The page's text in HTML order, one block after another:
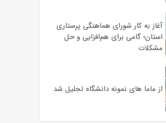
آغاز به کار شورای هماهنگی پرستاری
استان؛ گامی برای هم‌افزایی و حل
مشکلات
از ماما های نمونه دانشگاه تجلیل شد